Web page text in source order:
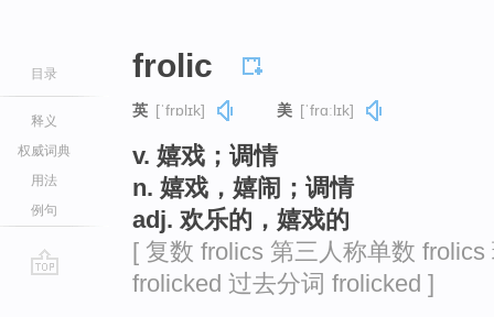
目录
释义
权威词典
用法
例句
frolic
英 [ˈfrɒlɪk] 美 [ˈfrɑːlɪk]
v. 嬉戏；调情
n. 嬉戏，嬉闹；调情
adj. 欢乐的，嬉戏的
[ 复数 frolics 第三人称单数
frolicked 过去分词 frolicked ]